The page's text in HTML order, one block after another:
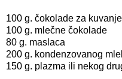
100 g. čokolade za kuvanje
100 g. mlečne čokolade
80 g. maslaca
200 g. kondenzovanog
150 g. plazma ili nekog